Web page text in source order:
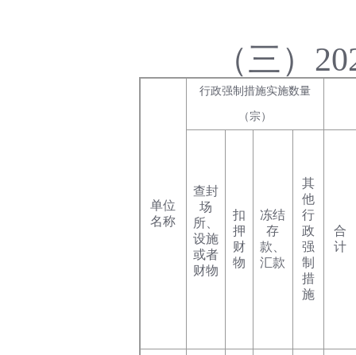
（三）
单位
名称
行政强制措施实施数量
（宗）
查封
场
所、
设施
或者
财物
扣
押
财
物
冻结
存
款、
汇款
其
他
行
政
强
制
措
施
合
计